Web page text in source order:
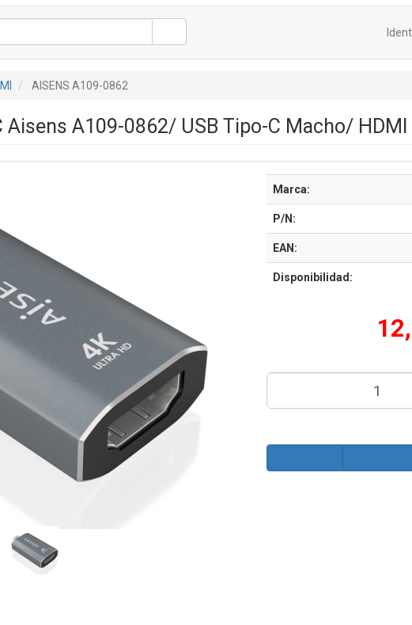
AISENS A109-0862
Aisens A109-0862/ USB Tipo-C Macho/
Marca:
P/N:
EAN:
Disponibilidad: